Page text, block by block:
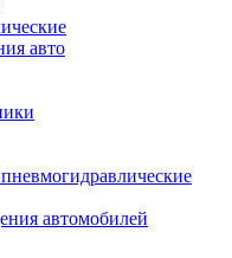
авто
автомобилей